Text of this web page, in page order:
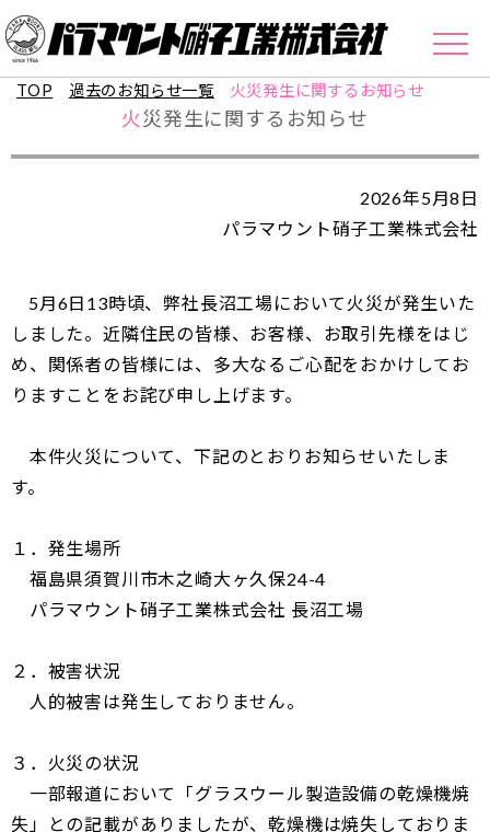
TOP 過去のお知らせ一覧 火災発生に関するお知らせ
火災発生に関するお知らせ
2026年5月8日
パラマウント硝子工業株式会社
5月6日13時頃、弊社長沼工場において火災が発生いた
しました。近隣住民の皆様、お客様、お取引先様をはじ
め、関係者の皆様には、多大なるご心配をおかけしてお
りますことをお詫び申し上げます。
本件火災について、下記のとおりお知らせいたしま
す。
１．発生場所
福島県須賀川市木之崎大ヶ久保24-4
パラマウント硝子工業株式会社 長沼工場
２．被害状況
人的被害は発生しておりません。
３．火災の状況
一部報道において「グラスウール製造設備の乾燥機焼
失」との記載がありましたが、乾燥機は焼失しておりま